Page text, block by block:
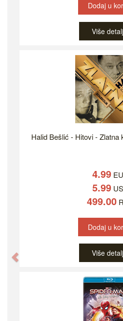
Dodaj u
Više
Halid Bešlić - Hitovi - Zlatna
4.99
5.99
499.00
Dodaj u
Više